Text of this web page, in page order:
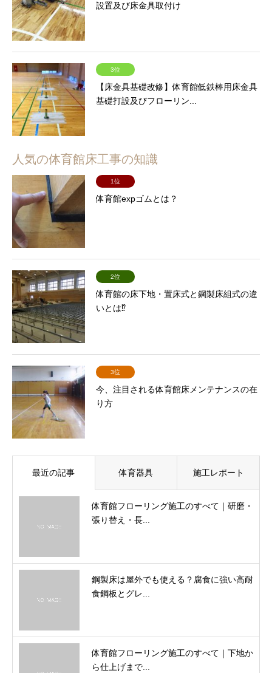
設置及び床金具取付け
3位
【床金具基礎改修】体育館低鉄棒用床金具
基礎打設及びフローリン...
人気の体育館床工事の知識
1位
体育館expゴムとは？
2位
体育館の床下地・置床式と鋼製床組式の違
いとは⁉
3位
今、注目される体育館床メンテナンスの在
り方
最近の記事 体育器具 施工レポート
体育館フローリング施工のすべて｜研磨・
張り替え・長...
鋼製床は屋外でも使える？腐食に強い高耐
食鋼板とグレ...
体育館フローリング施工のすべて｜下地か
ら仕上げまで...